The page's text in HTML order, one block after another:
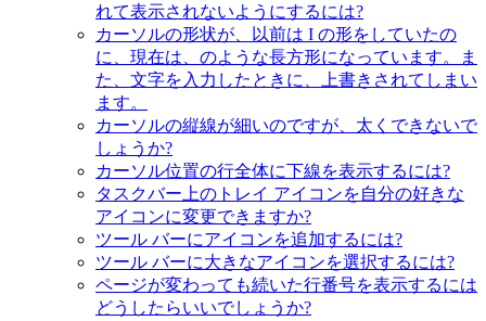
れて表示されないようにするには?
カーソルの形状が、以前は I の形をしていたの
に、現在は、のような長方形になっています。ま
た、文字を入力したときに、上書きされてしまい
ます。
カーソルの縦線が細いのですが、太くできないで
しょうか?
カーソル位置の行全体に下線を表示するには?
タスクバー上のトレイ アイコンを自分の好きな
アイコンに変更できますか?
ツール バーにアイコンを追加するには?
ツール バーに大きなアイコンを選択するには?
ページが変わっても続いた行番号を表示するには
どうしたらいいでしょうか?